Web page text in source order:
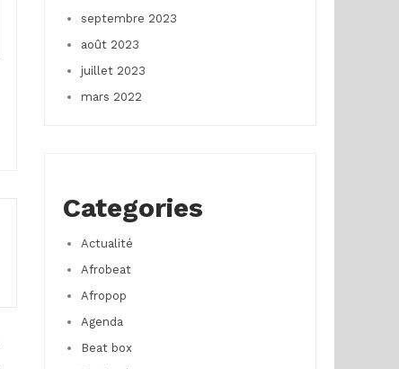
septembre 2023
août 2023
juillet 2023
mars 2022
Categories
Actualité
Afrobeat
Afropop
Agenda
Beat box